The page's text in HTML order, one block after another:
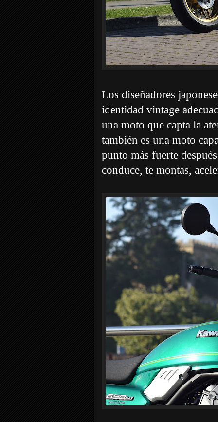
Los diseñadores
identidad vintage
una moto que capta la
también es una moto
punto más fuerte
conduce, te montas,